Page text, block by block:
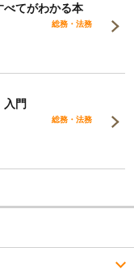
べてがわかる本
総務・法務
入門
総務・法務